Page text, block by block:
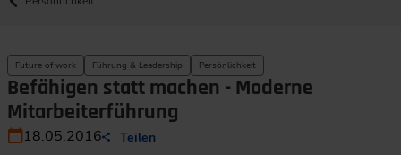
Future of work Führung & Leadership Persönlichkeit
Befähigen statt machen - Moderne
Mitarbeiterführung
18.05.2016 Teilen